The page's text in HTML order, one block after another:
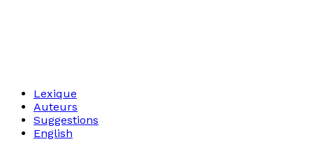
Lexique
Auteurs
Suggestions
English